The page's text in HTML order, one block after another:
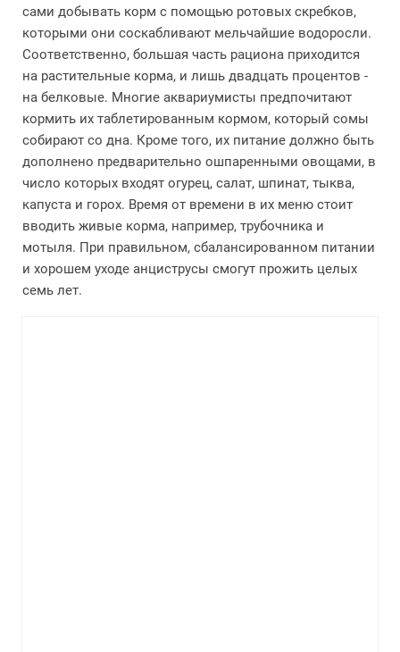
сами добывать корм с помощью ротовых скребков,
которыми они соскабливают мельчайшие водоросли.
Соответственно, большая часть рациона приходится
на растительные корма, и лишь двадцать процентов -
на белковые. Многие аквариумисты предпочитают
кормить их таблетированным кормом, который сомы
собирают со дна. Кроме того, их питание должно быть
дополнено предварительно ошпаренными овощами, в
число которых входят огурец, салат, шпинат, тыква,
капуста и горох. Время от времени в их меню стоит
вводить живые корма, например, трубочника и
мотыля. При правильном, сбалансированном питании
и хорошем уходе анциструсы смогут прожить целых
семь лет.